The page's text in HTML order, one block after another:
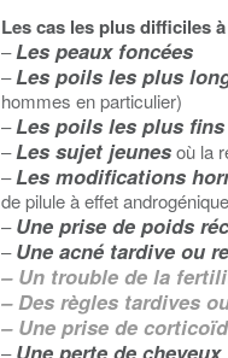
Les cas les plus difficiles
–Les peaux foncées
–Les poils les plus
hommes en particulier)
–Les poils les plus fins
–Les sujet jeunesoù la
–Les modifications
de pilule à effet
–Une prise de poids
–Une acné tardive ou
– Un trouble de la
– Des règles tardives
– Une prise de
–Une perte de cheveux